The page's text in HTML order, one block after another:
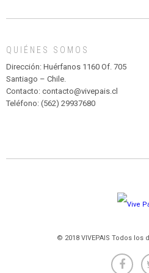
MADAGASCAR
PARQUE
HURATDO
QUIÉNES SOMOS
Dirección: Huérfanos 1160 Of. 705
Santiago – Chile.
Contacto: contacto@vivepais.cl
Teléfono: (562) 29937680
© 2018 VIVEPAIS Todos los